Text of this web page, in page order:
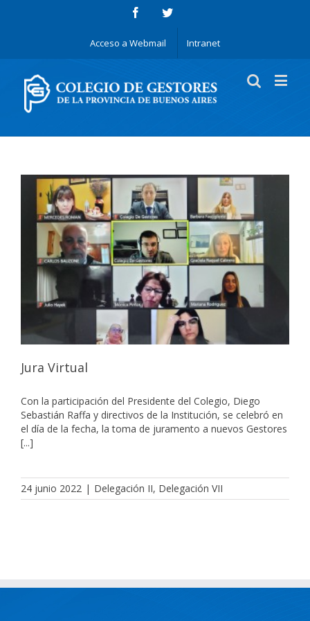
Acceso a Webmail Intranet
Jura Virtual
Con la participación del Presidente del Colegio, Diego
Sebastián Raffa y directivos de la Institución, se celebró en
el día de la fecha, la toma de juramento a nuevos Gestores
[...]
24 junio 2022 | Delegación II, Delegación VII